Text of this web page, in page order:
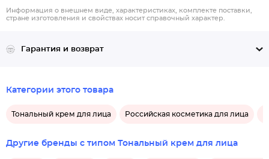
Информация о внешнем виде, характеристиках, комплекте поставки,
стране изготовления и свойствах носит справочный характер.
Гарантия и возврат
Категории этого товара
Тональный крем для лица Российская косметика для лица
Другие бренды с типом Тональный крем для лица